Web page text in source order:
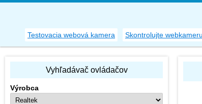
Testovacia webová kamera Skontrolujte webkameru
Vyhľadávač ovládačov
Výrobca